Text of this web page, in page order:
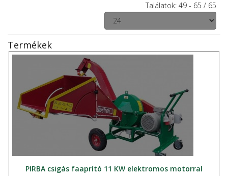
Találatok: 49 - 65 / 65
Termékek
PIRBA csigás faaprító 11 KW elektromos motorral